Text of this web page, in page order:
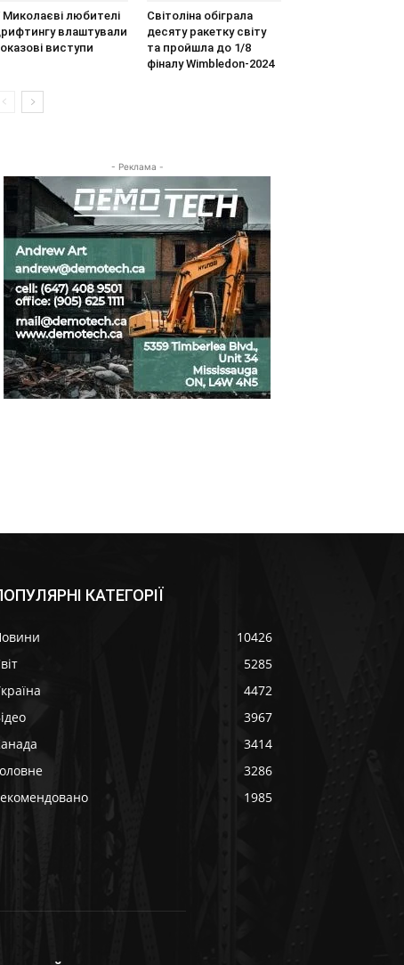
Миколаєві любителі
влаштували
виступи
Світоліна обіграла
десяту ракетку світу
та пройшла до 1/8
фіналу Wimbledon-2024
- Реклама -
КАТЕГОРІЇ
10426
5285
4472
3967
3414
3286
1985